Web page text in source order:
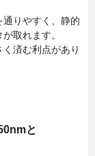
通りやすく、静的
取れます。
済む利点があり
と